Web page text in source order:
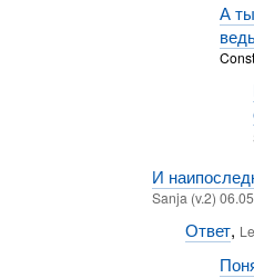
А
И
Sanja (v.2)
Ответ,